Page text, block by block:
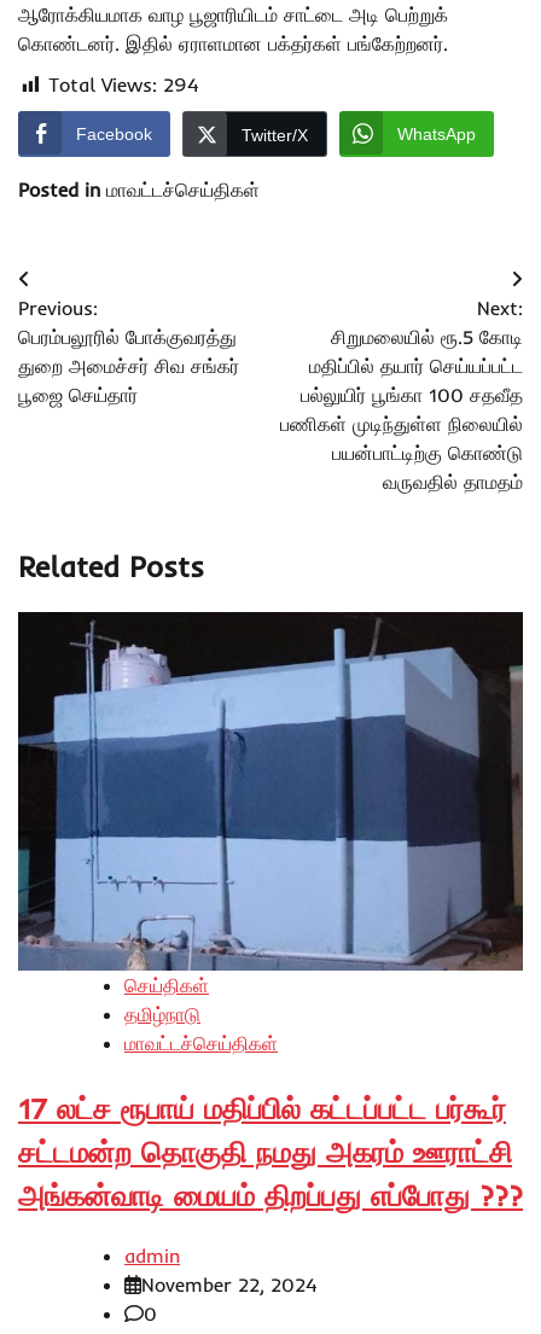
ஆரோக்கியமாக வாழ பூஜாரியிடம் சாட்டை அடி பெற்றுக்
கொண்டனர். இதில் ஏராளமான பக்தர்கள் பங்கேற்றனர்.
Total Views: 294
Facebook Twitter/X WhatsApp
Posted in மாவட்டச்செய்திகள்
Post
navigation
Previous:
பெரம்பலூரில் போக்குவரத்து
துறை அமைச்சர் சிவ சங்கர்
பூஜை செய்தார்
Next:
சிறுமலையில் ரூ.5 கோடி
மதிப்பில் தயார் செய்யப்பட்ட
பல்லுயிர் பூங்கா 100 சதவீத
பணிகள் முடிந்துள்ள நிலையில்
பயன்பாட்டிற்கு கொண்டு
வருவதில் தாமதம்
Related Posts
செய்திகள்
தமிழ்நாடு
மாவட்டச்செய்திகள்
17 லட்ச ரூபாய் மதிப்பில் கட்டப்பட்ட பர்கூர்
சட்டமன்ற தொகுதி நமது அகரம் ஊராட்சி
அங்கன்வாடி மையம் திறப்பது எப்போது ???
admin
November 22, 2024
0